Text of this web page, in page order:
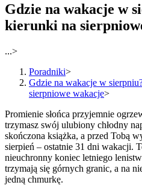
Gdzie na wakacje w
kierunki na
...>
Poradniki>
Gdzie na wakacje w
sierpniowe wakacje>
Promienie słońca przyjemnie
trzymasz swój ulubiony chłodny
skończona książka, a przed Tobą
sierpień – ostatnie 31 dni wakacji.
nieuchronny koniec letniego
trzymają się górnych granic, a na
jedną chmurkę.